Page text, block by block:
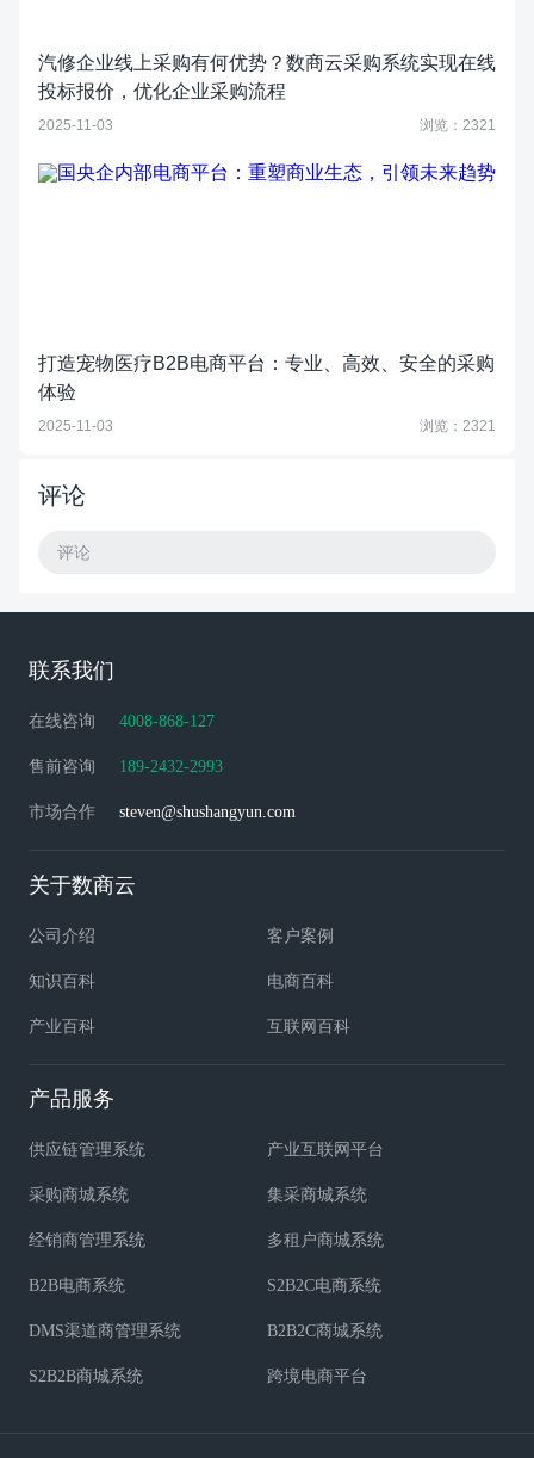
汽修企业线上采购有何优势？数商云采购系统实现在线
投标报价，优化企业采购流程
2025-11-03 浏览：2321
打造宠物医疗B2B电商平台：专业、高效、安全的采购
体验
2025-11-03 浏览：2321
评论
评论
联系我们
在线咨询 4008-868-127
售前咨询 189-2432-2993
市场合作 steven@shushangyun.com
关于数商云
公司介绍 客户案例
知识百科 电商百科
产业百科 互联网百科
产品服务
供应链管理系统 产业互联网平台
采购商城系统 集采商城系统
经销商管理系统 多租户商城系统
B2B电商系统 S2B2C电商系统
DMS渠道商管理系统 B2B2C商城系统
S2B2B商城系统 跨境电商平台